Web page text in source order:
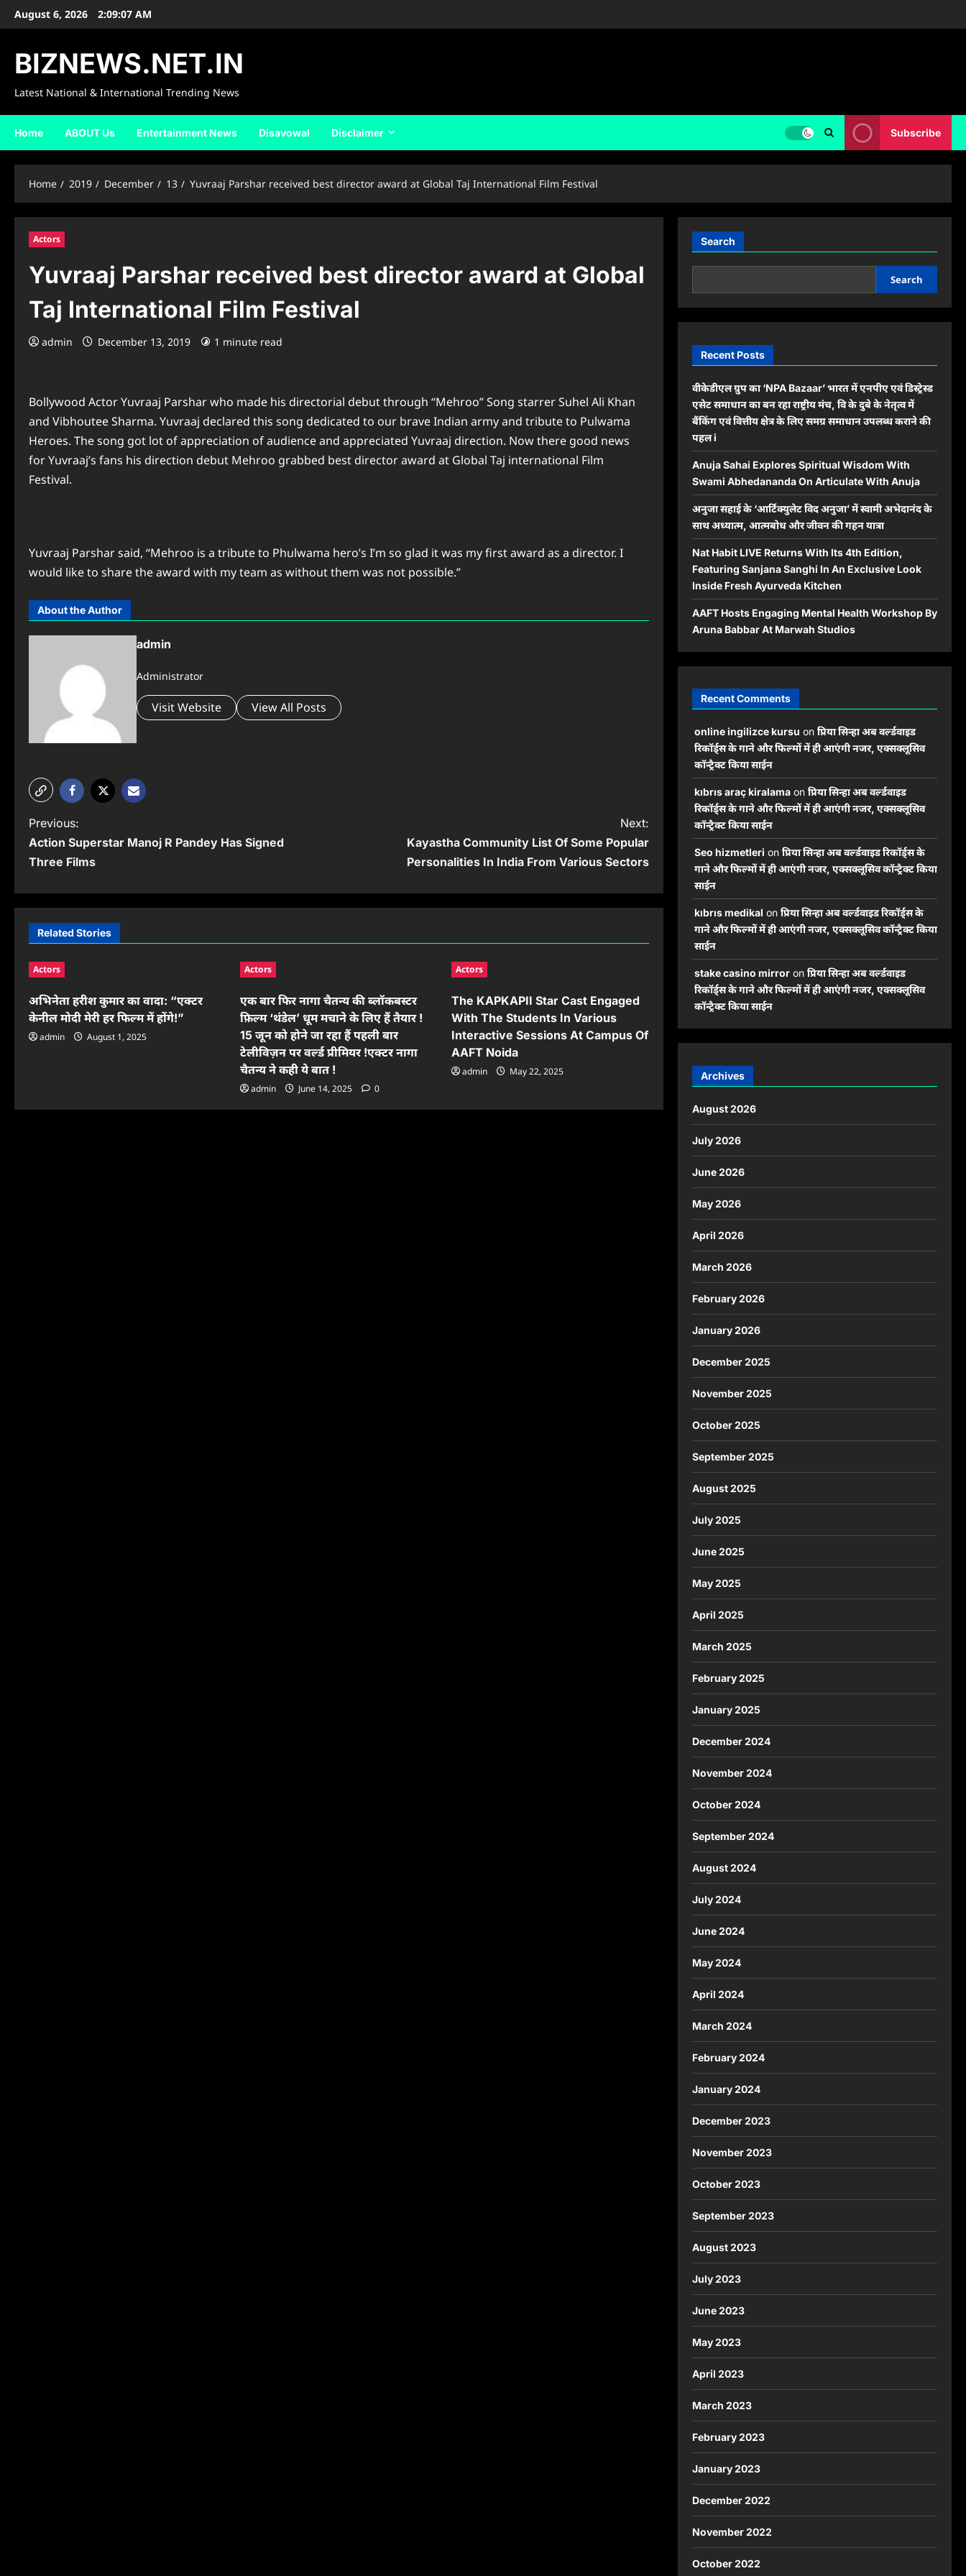
SkipAugust 6, 2026 2:09:08 AM
BIZNEWS.NET.IN
Latest National & International Trending News
Home ABOUT Us Entertainment News Disavowal Disclaimer Subscribe
Home 2019 December 13 Yuvraaj Parshar received best director award at Global Taj International Film Festival
Actors
Yuvraaj Parshar received best director award at Global
Taj International Film Festival
admin December 13, 2019 1 minute read
Bollywood Actor Yuvraaj Parshar who made his directorial debut through “Mehroo” Song starrer Suhel Ali Khan
and Vibhoutee Sharma. Yuvraaj declared this song dedicated to our brave Indian army and tribute to Pulwama
Heroes. The song got lot of appreciation of audience and appreciated Yuvraaj direction. Now there good news
for Yuvraaj’s fans his direction debut Mehroo grabbed best director award at Global Taj international Film
Festival.
Yuvraaj Parshar said, “Mehroo is a tribute to Phulwama hero’s I’m so glad it was my first award as a director. I
would like to share the award with my team as without them was not possible.”
About the Author
admin
Administrator
Visit Website View All Posts
P
o
t
n
v
i
g
i
Previous:
Action Superstar Manoj R Pandey Has Signed
Three Films
Next:
Kayastha Community List Of Some Popular
Personalities In India From Various Sectors
Related Stories
Actors
अभिनेता हरीश कुमार का वादा: “एक्टर
केनील मोदी मेरी हर फिल्म में होंगे!”
admin August 1, 2025
Actors
एक बार फिर नागा चैतन्य की ब्लॉकबस्टर
फ़िल्म ‘थंडेल’ धूम मचाने के लिए हैं तैयार !
15 जून को होने जा रहा हैं पहली बार
टेलीविज़न पर वर्ल्ड प्रीमियर !एक्टर नागा
चैतन्य ने कही ये बात !
admin June 14, 2025 0
Actors
The KAPKAPII Star Cast Engaged
With The Students In Various
Interactive Sessions At Campus Of
AAFT Noida
admin May 22, 2025
Search
Search
Recent Posts
वीकेडीएल ग्रुप का ‘NPA Bazaar’ भारत में एनपीए एवं डिस्ट्रेस्ड
एसेट समाधान का बन रहा राष्ट्रीय मंच, वि के दुबे के नेतृत्व में
बैंकिंग एवं वित्तीय क्षेत्र के लिए समग्र समाधान उपलब्ध कराने की
पहल i
Anuja Sahai Explores Spiritual Wisdom With
Swami Abhedananda On Articulate With Anuja
अनुजा सहाई के ‘आर्टिक्युलेट विद अनुजा’ में स्वामी अभेदानंद के
साथ अध्यात्म, आत्मबोध और जीवन की गहन यात्रा
Nat Habit LIVE Returns With Its 4th Edition,
Featuring Sanjana Sanghi In An Exclusive Look
Inside Fresh Ayurveda Kitchen
AAFT Hosts Engaging Mental Health Workshop By
Aruna Babbar At Marwah Studios
Recent Comments
online ingilizce kursu on प्रिया सिन्हा अब वर्ल्डवाइड
रिकॉर्ड्स के गाने और फिल्मों में ही आएंगी नजर, एक्सक्लूसिव
कॉन्ट्रैक्ट किया साईन
kıbrıs araç kiralamaon प्रिया सिन्हा अब वर्ल्डवाइड
रिकॉर्ड्स के गाने और फिल्मों में ही आएंगी नजर, एक्सक्लूसिव
कॉन्ट्रैक्ट किया साईन
Seo hizmetleri on प्रिया सिन्हा अब वर्ल्डवाइड रिकॉर्ड्स के
गाने और फिल्मों में ही आएंगी नजर, एक्सक्लूसिव कॉन्ट्रैक्ट किया
साईन
kıbrıs medikal on प्रिया सिन्हा अब वर्ल्डवाइड रिकॉर्ड्स के
गाने और फिल्मों में ही आएंगी नजर, एक्सक्लूसिव कॉन्ट्रैक्ट किया
साईन
stake casino mirroron प्रिया सिन्हा अब वर्ल्डवाइड
रिकॉर्ड्स के गाने और फिल्मों में ही आएंगी नजर, एक्सक्लूसिव
कॉन्ट्रैक्ट किया साईन
Archives
August 2026
July 2026
June 2026
May 2026
April 2026
March 2026
February 2026
January 2026
December 2025
November 2025
October 2025
September 2025
August 2025
July 2025
June 2025
May 2025
April 2025
March 2025
February 2025
January 2025
December 2024
November 2024
October 2024
September 2024
August 2024
July 2024
June 2024
May 2024
April 2024
March 2024
February 2024
January 2024
December 2023
November 2023
October 2023
September 2023
August 2023
July 2023
June 2023
May 2023
April 2023
March 2023
February 2023
January 2023
December 2022
November 2022
October 2022